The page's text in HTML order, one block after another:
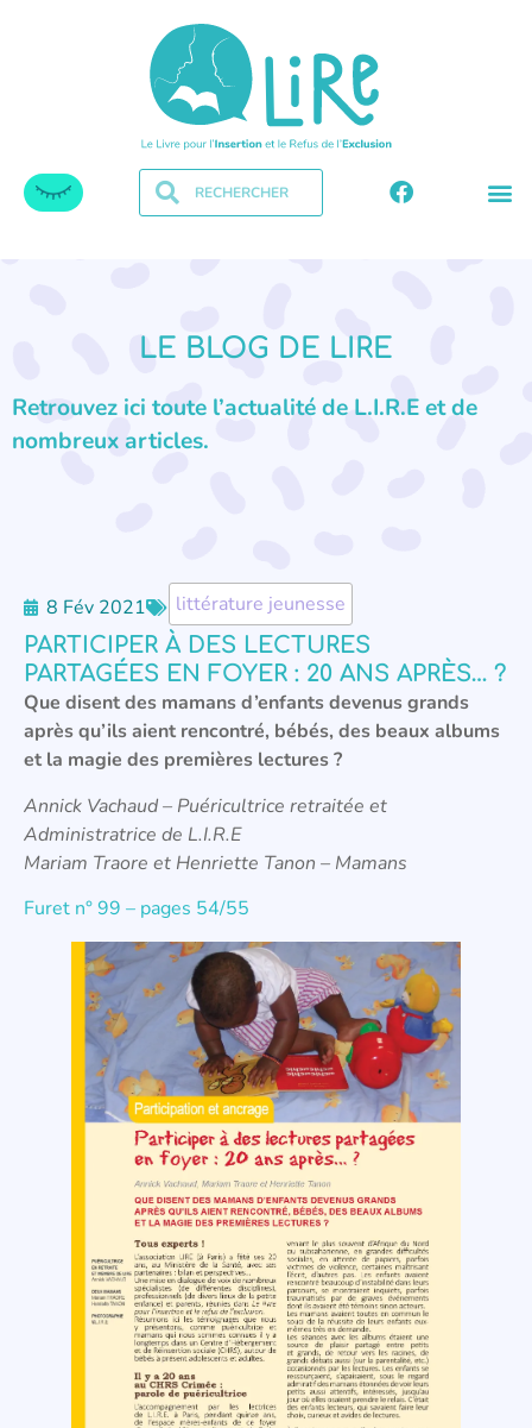
LE BLOG DE LIRE
Retrouvez ici toute l’actualité de L.I.R.E et de
nombreux articles.
8 Fév 2021 littérature jeunesse
PARTICIPER À DES LECTURES
PARTAGÉES EN FOYER : 20 ANS APRÈS… ?
Que disent des mamans d’enfants devenus grands
après qu’ils aient rencontré, bébés, des beaux albums
et la magie des premières lectures ?
Annick Vachaud – Puéricultrice retraitée et
Administratrice de L.I.R.E
Mariam Traore et Henriette Tanon – Mamans
Furet n° 99 – pages 54/55